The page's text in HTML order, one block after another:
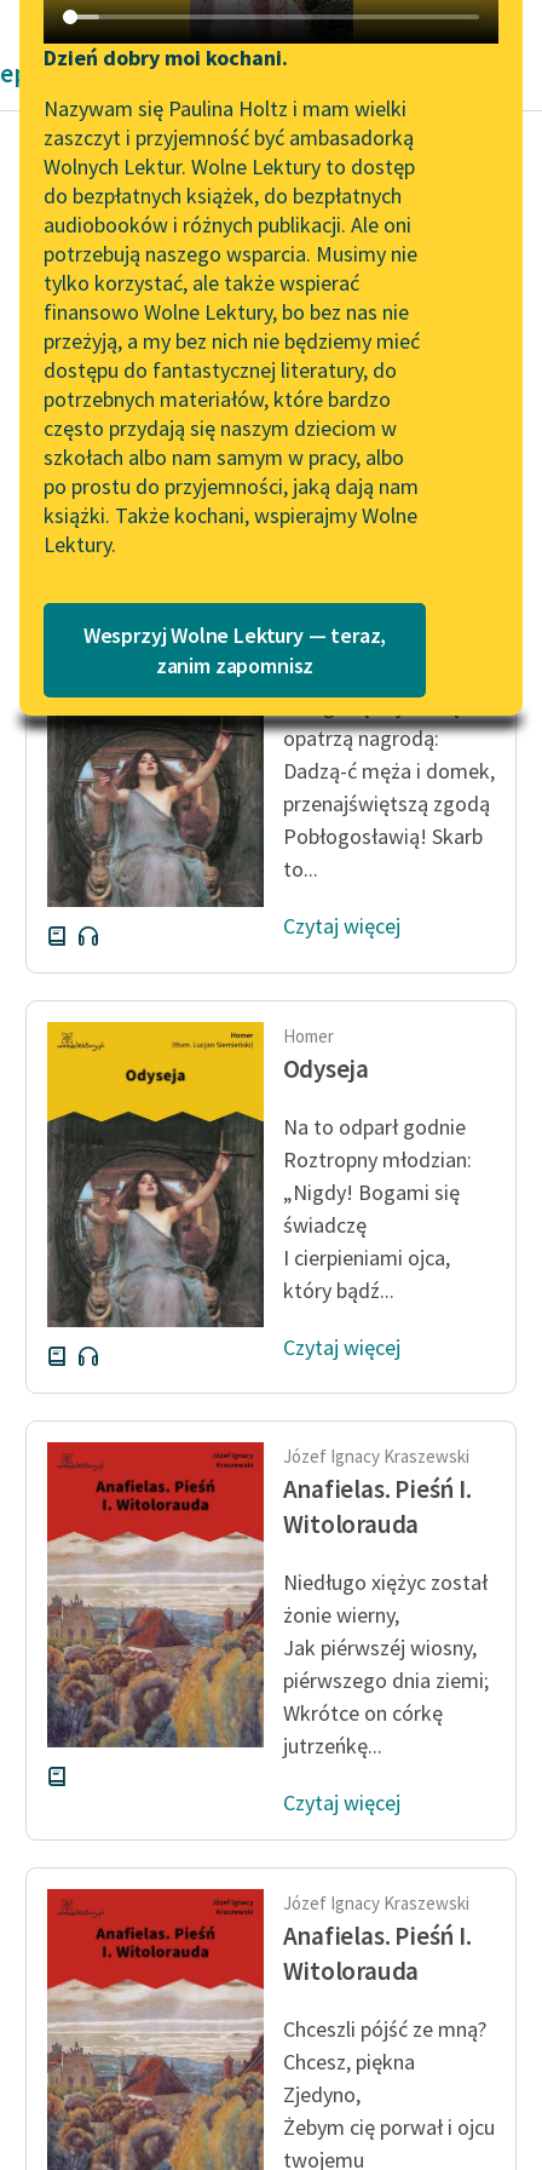
Katalog DAISY
Podkasty o książkach
Zgłoś brak utworu
Aktualności
„Prokurator Alicja Horn”
do słuchania
Byliśmy częścią AI Impact
Lab
Zapraszamy na spotkanie
online z tłumaczkami
literatury skandynawskiej
Spotkanie z Katarzyną
Tunkiel w Oslo
102. lata temu zmarł
Joseph Conrad
Lektury szkolne i klasyka
literatury do słuchania dla
uczennic i uczniów z
niepełnosprawnościami
E-kolekcja lektur
szkolnych i literatury do
słuchania dla uczennic i
uczniów z
niepełnosprawnościami
Feministyczne inspiracje.
skandynawskiej literatury
feministycznej
Kolekcje edukacyjne
twórców przechodzących
do domeny publicznej,
lektur szkolnych oraz
Starego Testamentu
Odkurzamy bohaterów
Szkoła Poezji Wolnych
Lektur
Narzędzia
Mapa Wolnych Lektur
Leśmianator
Przewodnik dla piszących i
czytających
API
OAI-PMH
Widget Wolnych Lektur
Przypisy
Katalog w formacie PDF
O nas
O projekcie
Zespół
Zasady wykorzystania
Wolnych Lektur
Logotypy
Regulamin biblioteki
Dane fundacji i
sprawozdania finansowe
Regulamin darowizn
Informacja o treściach
wrażliwych
Deklaracja dostępności
Dzień dobry moi kochani.
Nazywam się Paulina Holtz i mam wielki
zaszczyt i przyjemność być ambasadorką
Wolnych Lektur. Wolne Lektury to dostęp
do bezpłatnych książek, do bezpłatnych
audiobooków i różnych publikacji. Ale oni
potrzebują naszego wsparcia. Musimy nie
tylko korzystać, ale także wspierać
finansowo Wolne Lektury, bo bez nas nie
przeżyją, a my bez nich nie będziemy mieć
dostępu do fantastycznej literatury, do
potrzebnych materiałów, które bardzo
często przydają się naszym dzieciom w
szkołach albo nam samym w pracy, albo
po prostu do przyjemności, jaką dają nam
książki. Także kochani, wspierajmy Wolne
Lektury.
Wesprzyj Wolne Lektury — teraz,
zanim zapomnisz
eposy
Homer
Iliada
— «Bracie tej, co was
gubi, co zbrodnią
zhańbiona!
Oby wprzód, skorom
wyszła z mojej matki...
Czytaj więcej
Odyseja
A bogi cię najmilszą
opatrzą nagrodą:
Dadzą-ć męża i domek,
przenajświętszą zgodą
Pobłogosławią! Skarb
to...
Czytaj więcej
Homer
Odyseja
Na to odparł godnie
Roztropny młodzian:
„Nigdy! Bogami się
świadczę
I cierpieniami ojca,
który bądź...
Czytaj więcej
Józef Ignacy Kraszewski
Anafielas. Pieśń I.
Witolorauda
Niedługo xiężyc został
żonie wierny,
Jak piérwszéj wiosny,
piérwszego dnia ziemi;
Wkrótce on córkę
jutrzeńkę...
Czytaj więcej
Józef Ignacy Kraszewski
Anafielas. Pieśń I.
Witolorauda
Chceszli pójść ze mną?
Chcesz, piękna
Zjedyno,
Żebym cię porwał i ojcu
twojemu